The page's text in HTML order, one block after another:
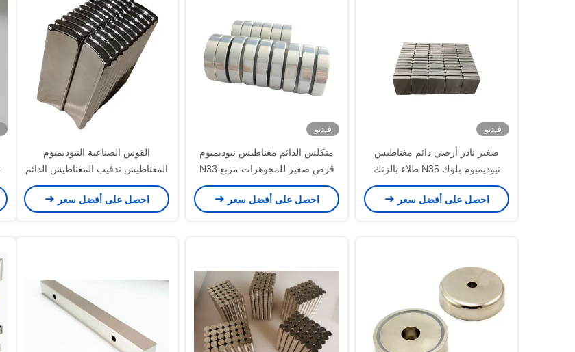
فيديو
صغير نادر أرضي دائم مغناطيس
نيوديميوم بلوك N35 طلاء بالزنك
متعدد الأغراض
احصل على أفضل سعر
فيديو
متكلس الدائم مغناطيس نيوديميوم
قرص صغير للمجوهرات مربع N33
N35
احصل على أفضل سعر
القوس الصناعية النيوديميوم
المغناطيس ندفيب المغناطيس الدائم
للمولدات للسيارات
احصل على أفضل سعر